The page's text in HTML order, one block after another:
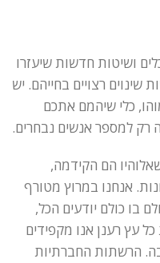
ושיטות חדשות שיעזרו
שינוים רצויים בחייהם. יש
כלי שיהמם אתכם
רק למספר אנשים נבחרים.
הם הקידמה,
אנחנו במרוץ מטורף
בו כולם יודעים הכל,
עץ רענן אנו מקפידים
הרשתות החברתיות